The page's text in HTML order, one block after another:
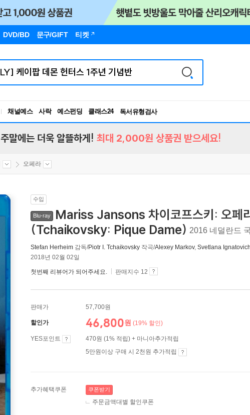
DVD/BD 문구/GIFT 티켓
채널예스 사락 예스펀딩 클래스24
독서유형검사
RBTI Lab
주말에는 더욱 알뜰하게! 최대 2,000원 상품권 받으세요!
오페라
수입
Blu-ray
Mariss Jansons 차이코프스키: 오페
(Tchaikovsky: Pique Dame) 2016 네덜란드
Stefan Herheim 감독/Piotr I. Tchaikovsky 작곡/Alexey Markov, Svetlana Ignatovich
2018년 02월 02일
첫번째 리뷰어가 되어주세요. 판매지수 12
판매가 57,700원
할인가 46,800원 (19% 할인)
YES포인트
470원 (1% 적립) + 마니아추가적립
5만원이상 구매 시 2천원 추가적립
추가혜택쿠폰 쿠폰받기
주문금액대별 할인쿠폰